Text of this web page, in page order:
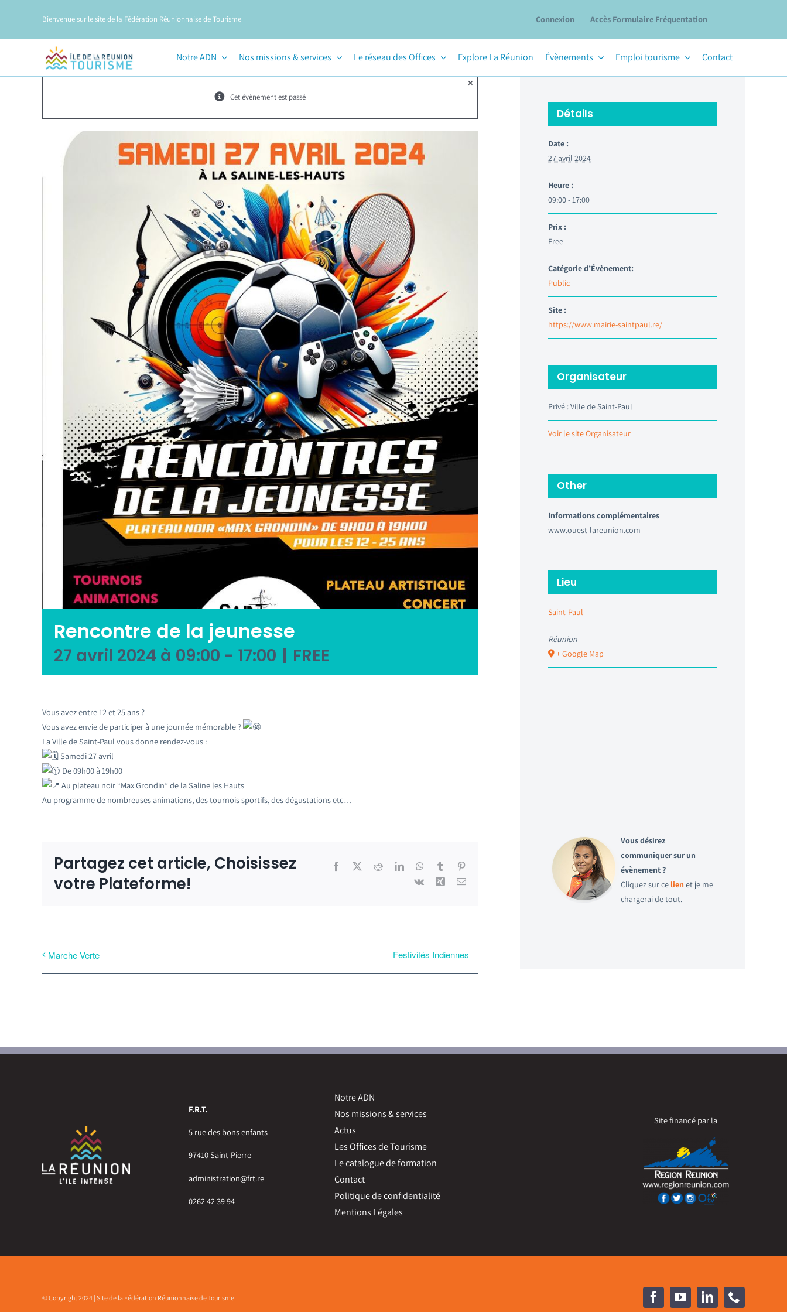
contenu
Bienvenue sur le site de la Fédération Réunionnaise de Tourisme Connexion Accès Formulaire Fréquentation
Notre ADN Nos missions & services Le réseau des Offices Explore La Réunion Évènements Emploi tourisme Contact
Cet évènement est passé
×
Rencontre de la jeunesse
27 avril 2024 à 09:00 - 17:00 | FREE
Vous avez entre 12 et 25 ans ?
Vous avez envie de participer à une journée mémorable ?
La Ville de Saint-Paul vous donne rendez-vous :
Samedi 27 avril
De 09h00 à 19h00
Au plateau noir “Max Grondin” de la Saline les Hauts
Au programme de nombreuses animations, des tournois sportifs, des dégustations etc…
Partagez cet article, Choisissez
votre Plateforme!
Facebook RedditLinkedInWhatsApp
Tumblr
Vk
Xing Email
Marche Verte Festivités Indiennes
Détails
Date :
27 avril 2024
Heure :
09:00 - 17:00
Prix :
Free
Catégorie d’Évènement:
Public
Site :
https://www.mairie-saintpaul.re/
Organisateur
Privé : Ville de Saint-Paul
Voir le site Organisateur
Other
Informations complémentaires
www.ouest-lareunion.com
Lieu
Saint-Paul
Réunion
+ Google Map
Vous désirez
communiquer sur un
évènement ?
Cliquez sur ce lien et je me
chargerai de tout.
F.R.T.
5 rue des bons enfants
97410 Saint-Pierre
administration@frt.re
0262 42 39 94
Notre ADN
Nos missions & services
Actus
Les Offices de Tourisme
Le catalogue de formation
Contact
Politique de confidentialité
Mentions Légales
Site financé par la
© Copyright 2024 | Site de la Fédération Réunionnaise de Tourisme